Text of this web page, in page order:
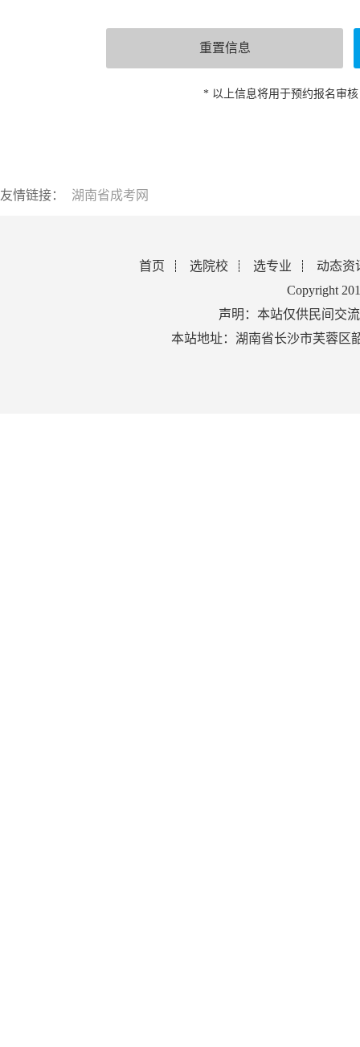
* 以上信息将用于预约报名审
友情链接： 湖南省成考网
首页 选院校 选专业
动态资
Copyright
声明：本站仅供民间交
本站地址：湖南省长沙市芙蓉区